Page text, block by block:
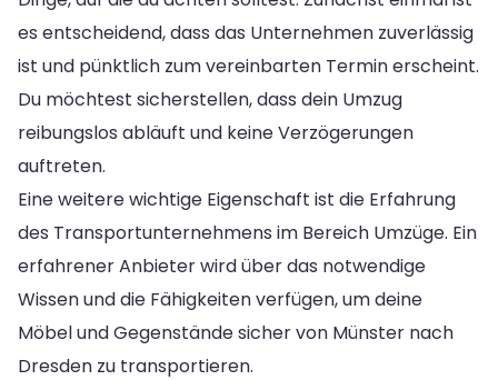
es entscheidend, dass das Unternehmen zuverlässig
ist und pünktlich zum vereinbarten Termin erscheint.
Du möchtest sicherstellen, dass dein Umzug
reibungslos abläuft und keine Verzögerungen
auftreten.
Eine weitere wichtige Eigenschaft ist die Erfahrung
des Transportunternehmens im Bereich Umzüge. Ein
erfahrener Anbieter wird über das notwendige
Wissen und die Fähigkeiten verfügen, um deine
Möbel und Gegenstände sicher von Münster nach
Dresden zu transportieren.